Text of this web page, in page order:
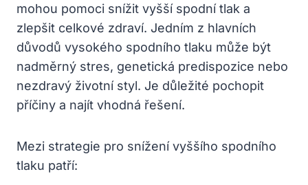
mohou pomoci snížit vyšší spodní tlak a
zlepšit celkové zdraví. Jedním z hlavních
důvodů vysokého spodního tlaku může být
nadměrný stres, genetická predispozice nebo
nezdravý životní styl. Je důležité pochopit
příčiny a najít vhodná řešení.
Mezi strategie pro snížení vyššího spodního
tlaku patří: